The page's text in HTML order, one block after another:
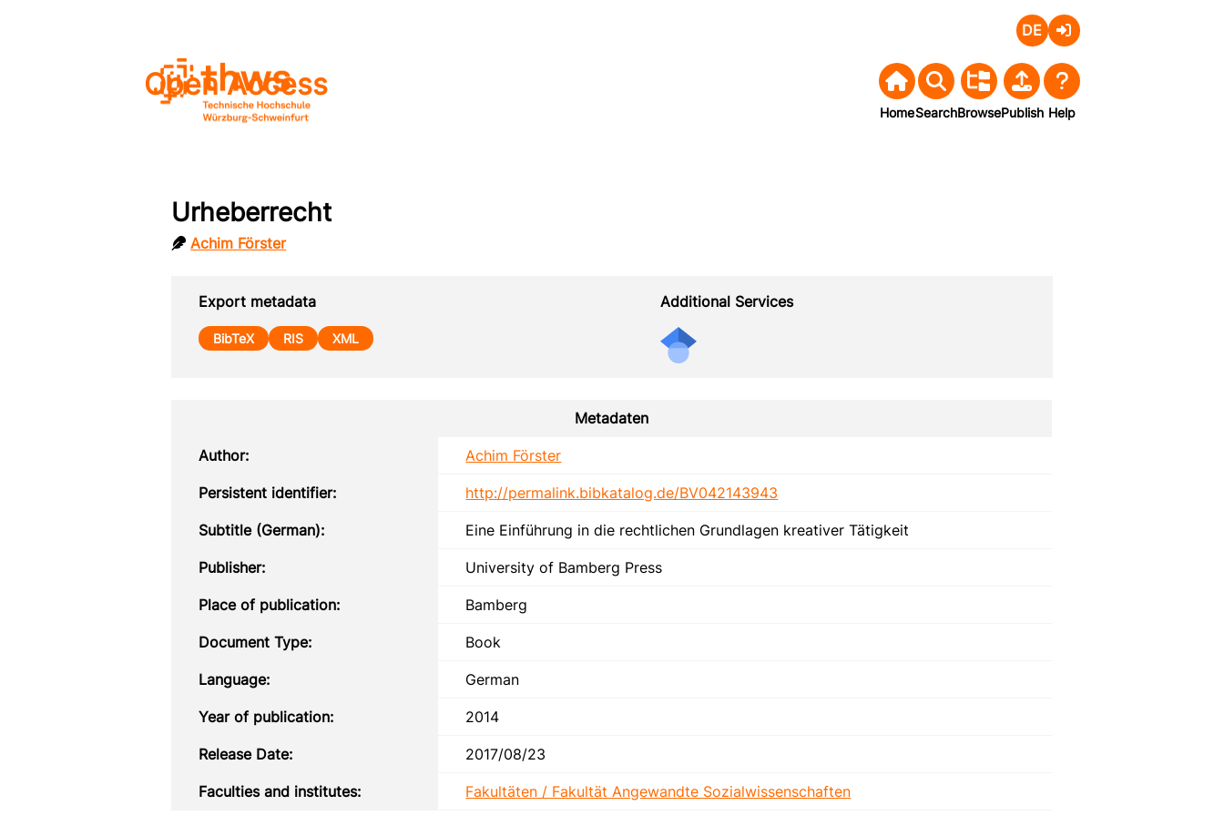
Open Access
HomeSearchBrowsePublish Help
Urheberrecht
Achim Förster
Export metadata
BibTeX RIS XML
Additional Services
Metadaten
Author: Achim Förster
Persistent identifier: http://permalink.bibkatalog.de/BV042143943
Subtitle (German): Eine Einführung in die rechtlichen Grundlagen kreativer Tätigkeit
Publisher: University of Bamberg Press
Place of publication: Bamberg
Document Type: Book
Language: German
Year of publication: 2014
Release Date: 2017/08/23
Faculties and institutes: Fakultäten / Fakultät Angewandte Sozialwissenschaften